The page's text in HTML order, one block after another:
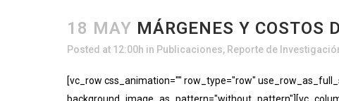
18 MAY MÁRGENES Y COSTOS
Posted at 12:00h in Publicaciones, Reporte de
[vc_row css_animation="" row_type="row"